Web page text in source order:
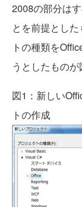
2008の部分は
とを前提とし
トの種類を
うとしたものが
図1：新しい
トの作成